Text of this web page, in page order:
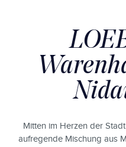
Mitten im Herzen der
aufregende Mischung aus